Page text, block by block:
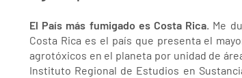
El País más fumigado es Costa Rica. Me
Costa Rica es el país que presenta el
agrotóxicos en el planeta por unidad de
Instituto Regional de Estudios en